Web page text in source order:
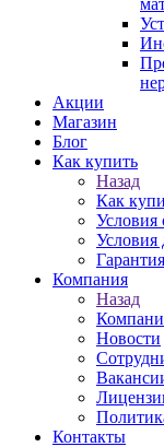
Акции
Магазин
Блог
Как купить
Назад
Как
Условия
Условия
Компания
Назад
Новости
Контакты